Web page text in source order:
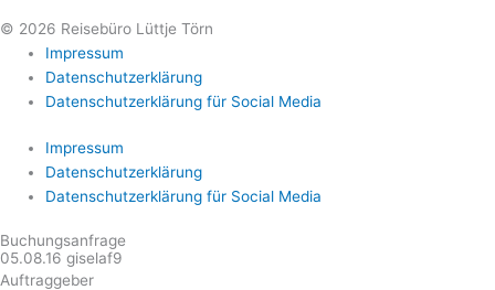
© 2026 Reisebüro Lüttje Törn
Impressum
Datenschutzerklärung
Datenschutzerklärung für Social Media
Impressum
Datenschutzerklärung
Datenschutzerklärung für Social Media
Buchungsanfrage
05.08.16 giselaf9
Auftraggeber